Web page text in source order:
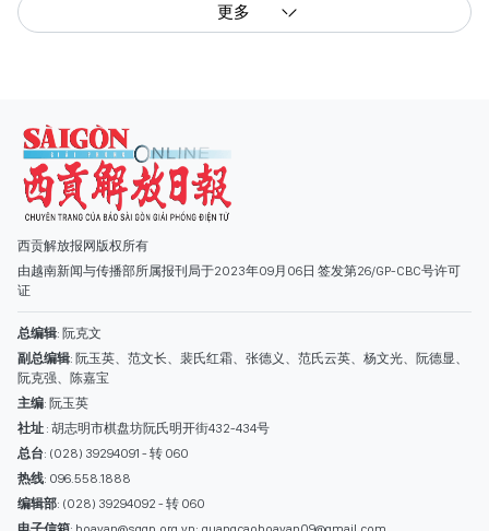
更多
西贡解放报网版权所有
由越南新闻与传播部所属报刊局于2023年09月06日 签发第26/GP-CBC号许可
证